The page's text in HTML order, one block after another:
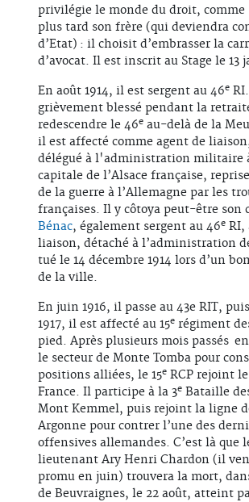
privilégie le monde du droit, comme
plus tard son frère (qui deviendra
d’Etat) : il choisit d’embrasser la
d’avocat. Il est inscrit au Stage le 13
En août 1914, il est sergent au 46e
grièvement blessé pendant la
redescendre le 46e au-delà de la
il est affecté comme agent de
délégué à l'administration militaire
capitale de l’Alsace française,
de la guerre à l’Allemagne par les
françaises. Il y côtoya peut-être son
Bénac, également sergent au 46e RI,
liaison, détaché à l’administration
tué le 14 décembre 1914 lors d’un
de la ville.
En juin 1916, il passe au 43e RIT,
1917, il est affecté au 15e régiment
pied. Après plusieurs mois passés
le secteur de Monte Tomba pour
positions alliées, le 15e RCP rejoint
France. Il participe à la 3e Bataille
Mont Kemmel, puis rejoint la ligne
Argonne pour contrer l’une des
offensives allemandes. C’est là que
lieutenant Ary Henri Chardon (il
promu en juin) trouvera la mort,
de Beuvraignes, le 22 août, atteint